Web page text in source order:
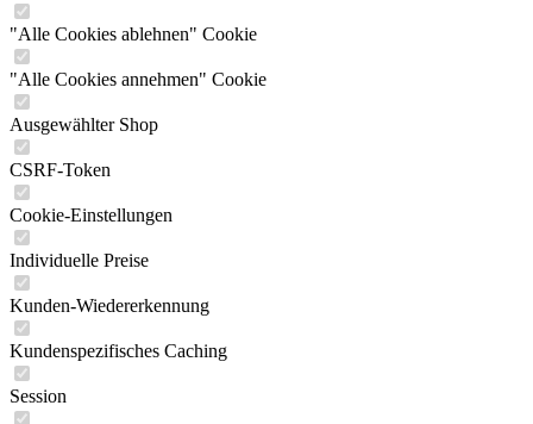
"Alle Cookies ablehnen" Cookie
"Alle Cookies annehmen" Cookie
Ausgewählter Shop
CSRF-Token
Cookie-Einstellungen
Individuelle Preise
Kunden-Wiedererkennung
Kundenspezifisches Caching
Session